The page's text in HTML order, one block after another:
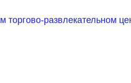
торгово-развлекательном